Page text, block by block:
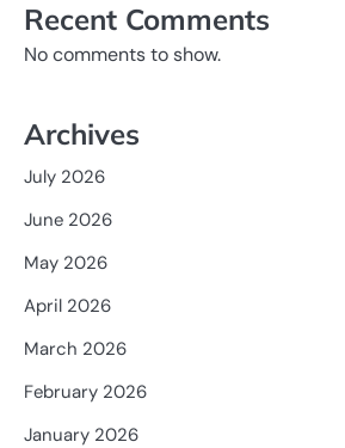
Recent Comments
No comments to show.
Archives
July 2026
June 2026
May 2026
April 2026
March 2026
February 2026
January 2026